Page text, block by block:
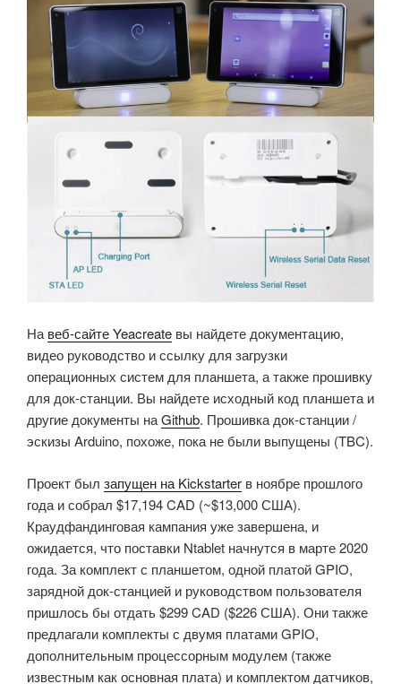
Навеб-сайте Yeacreate вы найдете документацию,
видео руководство и ссылку для загрузки
операционных систем для планшета, а также прошивку
для док-станции. Вы найдете исходный код планшета и
другие документы наGithub. Прошивка док-станции /
эскизы Arduino, похоже, пока не были выпущены (TBC).
Проект был запущен на Kickstarter в ноябре прошлого
года и собрал $17,194 CAD (~$13,000 США).
Краудфандинговая кампания уже завершена, и
ожидается, что поставки Ntablet начнутся в марте 2020
года. За комплект с планшетом, одной платой GPIO,
зарядной док-станцией и руководством пользователя
пришлось бы отдать $299 CAD ($226 США). Они также
предлагали комплекты с двумя платами GPIO,
дополнительным процессорным модулем (также
известным как основная плата) и комплектом датчиков,